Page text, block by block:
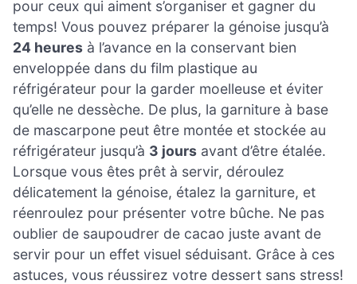
pour ceux qui aiment s’organiser et gagner du
temps! Vous pouvez préparer la génoise jusqu’à
24 heures à l’avance en la conservant bien
enveloppée dans du film plastique au
réfrigérateur pour la garder moelleuse et éviter
qu’elle ne dessèche. De plus, la garniture à base
de mascarpone peut être montée et stockée au
réfrigérateur jusqu’à 3 jours avant d’être étalée.
Lorsque vous êtes prêt à servir, déroulez
délicatement la génoise, étalez la garniture, et
réenroulez pour présenter votre bûche. Ne pas
oublier de saupoudrer de cacao juste avant de
servir pour un effet visuel séduisant. Grâce à ces
astuces, vous réussirez votre dessert sans stress!